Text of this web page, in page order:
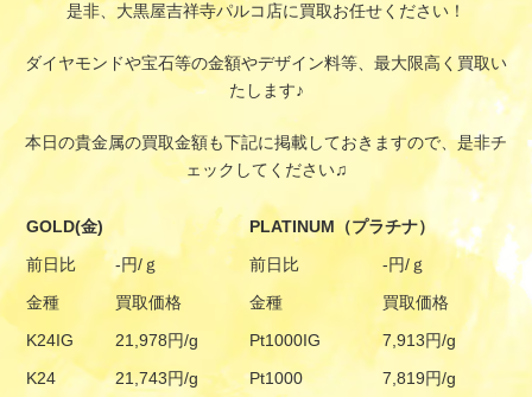
是非、大黒屋吉祥寺パルコ店に買取お任せください！
ダイヤモンドや宝石等の金額やデザイン料等、最大限高く買取い
たします♪
本日の貴金属の買取金額も下記に掲載しておきますので、是非チ
ェックしてください♫
GOLD(金)
PLATINUM（プラチナ）
前日比
-円/ｇ 前日比
-円/ｇ
金種
買取価格 金種
買取価格
K24IG
21,978円/g Pt1000IG
7,913円/g
K24
21,743円/g Pt1000
7,819円/g